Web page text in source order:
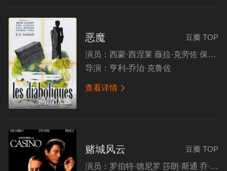
高清优选
豆瓣 TOP
恶魔
演员： 西蒙·西涅莱 薇拉·克劳佐 保罗·默里斯
导演： 亨利-乔治·克鲁佐
查看详情 
豆瓣 TOP
赌城风云
演员： 罗伯特·德尼罗 莎朗·斯通 乔·佩西 詹姆斯·伍兹